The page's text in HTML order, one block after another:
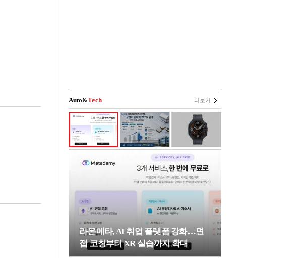
Auto&Tech 더보기
라온메타, AI 취업 플랫폼 강화…면
접 코칭부터 XR 실습까지 확대